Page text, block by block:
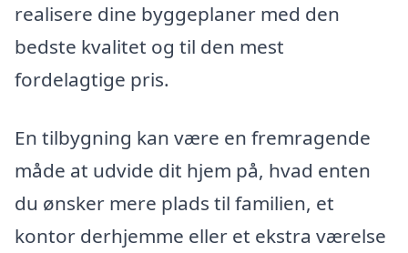
realisere dine byggeplaner med den
bedste kvalitet og til den mest
fordelagtige pris.
En tilbygning kan være en fremragende
måde at udvide dit hjem på, hvad enten
du ønsker mere plads til familien, et
kontor derhjemme eller et ekstra værelse